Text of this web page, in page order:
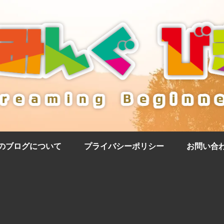
ブログについて プライバシーポリシー お問い合